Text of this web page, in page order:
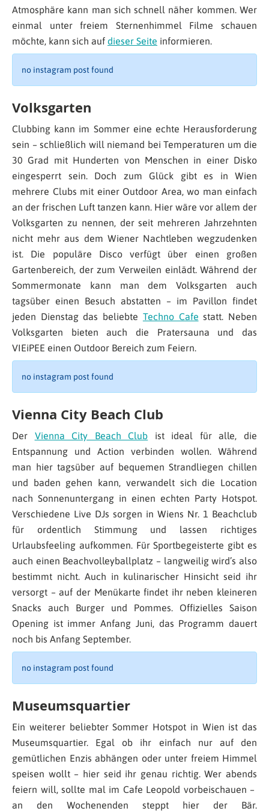
Atmosphäre kann man sich schnell näher kommen. Wer
einmal unter freiem Sternenhimmel Filme schauen
möchte, kann sich auf dieser Seite informieren.
no instagram post found
Volksgarten
Clubbing kann im Sommer eine echte Herausforderung
sein – schließlich will niemand bei Temperaturen um die
30 Grad mit Hunderten von Menschen in einer Disko
eingesperrt sein. Doch zum Glück gibt es in Wien
mehrere Clubs mit einer Outdoor Area, wo man einfach
an der frischen Luft tanzen kann. Hier wäre vor allem der
Volksgarten zu nennen, der seit mehreren Jahrzehnten
nicht mehr aus dem Wiener Nachtleben wegzudenken
ist. Die populäre Disco verfügt über einen großen
Gartenbereich, der zum Verweilen einlädt. Während der
Sommermonate kann man dem Volksgarten auch
tagsüber einen Besuch abstatten – im Pavillon findet
jeden Dienstag das beliebte Techno Cafe statt. Neben
Volksgarten bieten auch die Pratersauna und das
VIEiPEE einen Outdoor Bereich zum Feiern.
no instagram post found
Vienna City Beach Club
Der Vienna City Beach Club ist ideal für alle, die
Entspannung und Action verbinden wollen. Während
man hier tagsüber auf bequemen Strandliegen chillen
und baden gehen kann, verwandelt sich die Location
nach Sonnenuntergang in einen echten Party Hotspot.
Verschiedene Live DJs sorgen in Wiens Nr. 1 Beachclub
für ordentlich Stimmung und lassen richtiges
Urlaubsfeeling aufkommen. Für Sportbegeisterte gibt es
auch einen Beachvolleyballplatz – langweilig wird’s also
bestimmt nicht. Auch in kulinarischer Hinsicht seid ihr
versorgt – auf der Menükarte findet ihr neben kleineren
Snacks auch Burger und Pommes. Offizielles Saison
Opening ist immer Anfang Juni, das Programm dauert
noch bis Anfang September.
no instagram post found
Museumsquartier
Ein weiterer beliebter Sommer Hotspot in Wien ist das
Museumsquartier. Egal ob ihr einfach nur auf den
gemütlichen Enzis abhängen oder unter freiem Himmel
speisen wollt – hier seid ihr genau richtig. Wer abends
feiern will, sollte mal im Cafe Leopold vorbeischauen –
an den Wochenenden steppt hier der Bär.